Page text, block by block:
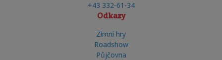
+43 332-61-34
Odkazy
Zimní hry
Roadshow
Půjčovna